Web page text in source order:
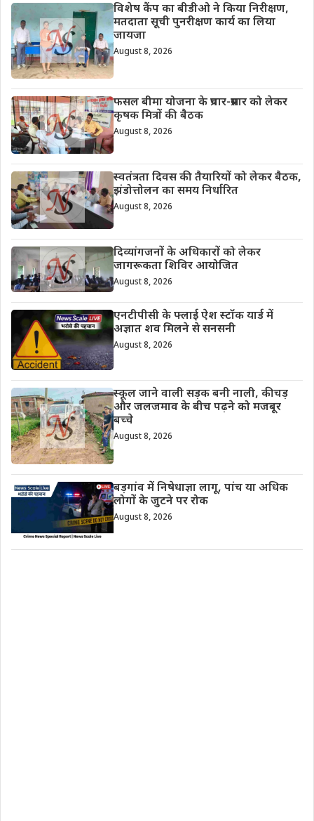
विशेष कैंप का बीडीओ ने किया निरीक्षण,
मतदाता सूची पुनरीक्षण कार्य का लिया
जायजा
August 8, 2026
फसल बीमा योजना के प्रचार-प्रसार को लेकर
कृषक मित्रों की बैठक
August 8, 2026
स्वतंत्रता दिवस की तैयारियों को लेकर बैठक,
झंडोत्तोलन का समय निर्धारित
August 8, 2026
दिव्यांगजनों के अधिकारों को लेकर
जागरूकता शिविर आयोजित
August 8, 2026
एनटीपीसी के फ्लाई ऐश स्टॉक यार्ड में
अज्ञात शव मिलने से सनसनी
August 8, 2026
स्कूल जाने वाली सड़क बनी नाली, कीचड़
और जलजमाव के बीच पढ़ने को मजबूर
बच्चे
August 8, 2026
बड़गांव में निषेधाज्ञा लागू, पांच या अधिक
लोगों के जुटने पर रोक
August 8, 2026